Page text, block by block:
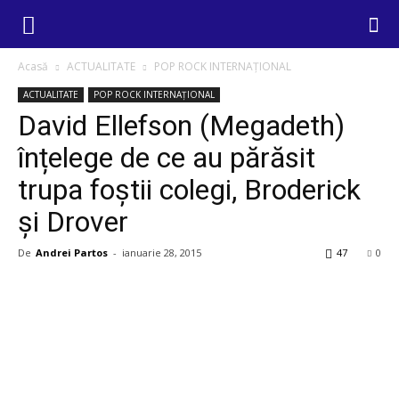
Acasă ACTUALITATE POP ROCK INTERNAȚIONAL
ACTUALITATE POP ROCK INTERNAȚIONAL
David Ellefson (Megadeth)
înțelege de ce au părăsit
trupa foștii colegi, Broderick
și Drover
De Andrei Partos - ianuarie 28, 2015 0
47